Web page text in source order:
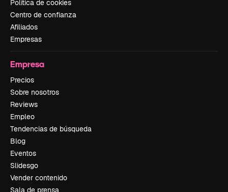
Política de cookies
Centro de confianza
Afiliados
Empresas
Empresa
Precios
Sobre nosotros
Reviews
Empleo
Tendencias de búsqueda
Blog
Eventos
Slidesgo
Vender contenido
Sala de prensa